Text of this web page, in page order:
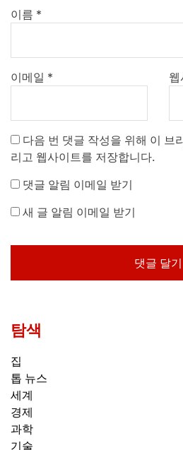
이름 *
이메일 * 웹
다음 번 댓글 작성을 위해 이 브
리고 웹사이트를 저장합니다.
댓글 알림 이메일 받기
새 글 알림 이메일 받기
탐색
집
톱 뉴스
세계
경제
과학
기술